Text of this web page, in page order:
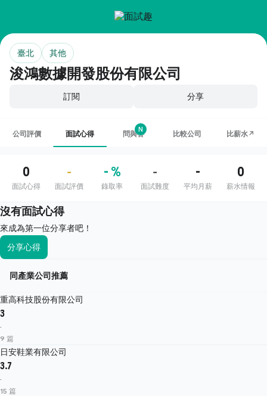
浚鴻數據開發股份有限公司
臺北 其他
訂閱 分享
公司評價 面試心得 問與答
N
比較公司 比薪水↗
0
面試心得
-
面試評價
- %
錄取率
-
面試難度
-
平均月薪
0
薪水情報
沒有面試心得
來成為第一位分享者吧！
分享心得
同產業公司推薦
重高科技股份有限公司
3
·
9 篇
日安鞋業有限公司
3.7
·
15 篇